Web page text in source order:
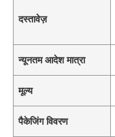
दस्तावेज़
न्यूनतम आदेश मात्रा
मूल्य
पैकेजिंग विवरण